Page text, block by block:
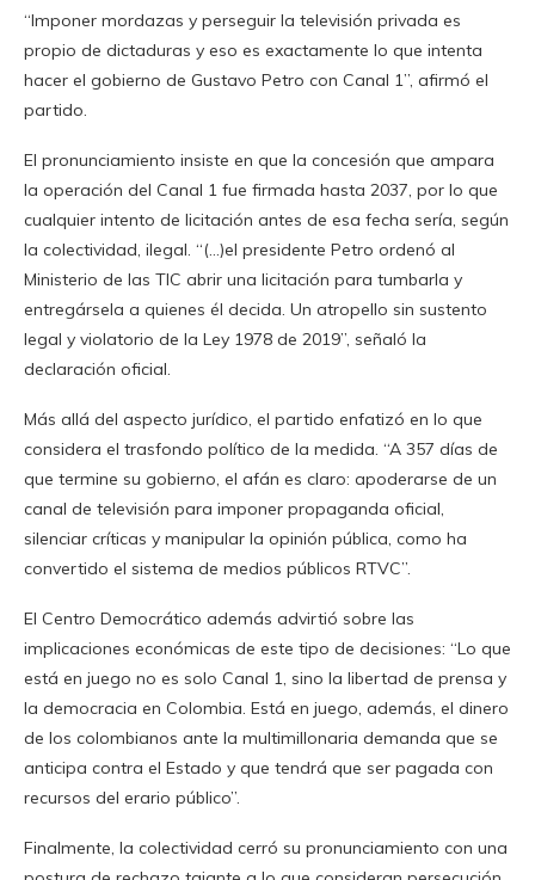
“Imponer mordazas y perseguir la televisión privada es
propio de dictaduras y eso es exactamente lo que intenta
hacer el gobierno de Gustavo Petro con Canal 1”, afirmó el
partido.
El pronunciamiento insiste en que la concesión que ampara
la operación del Canal 1 fue firmada hasta 2037, por lo que
cualquier intento de licitación antes de esa fecha sería, según
la colectividad, ilegal. “(…)el presidente Petro ordenó al
Ministerio de las TIC abrir una licitación para tumbarla y
entregársela a quienes él decida. Un atropello sin sustento
legal y violatorio de la Ley 1978 de 2019”, señaló la
declaración oficial.
Más allá del aspecto jurídico, el partido enfatizó en lo que
considera el trasfondo político de la medida. “A 357 días de
que termine su gobierno, el afán es claro: apoderarse de un
canal de televisión para imponer propaganda oficial,
silenciar críticas y manipular la opinión pública, como ha
convertido el sistema de medios públicos RTVC”.
El Centro Democrático además advirtió sobre las
implicaciones económicas de este tipo de decisiones: “Lo que
está en juego no es solo Canal 1, sino la libertad de prensa y
la democracia en Colombia. Está en juego, además, el dinero
de los colombianos ante la multimillonaria demanda que se
anticipa contra el Estado y que tendrá que ser pagada con
recursos del erario público”.
Finalmente, la colectividad cerró su pronunciamiento con una